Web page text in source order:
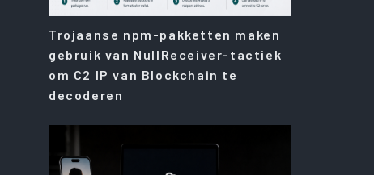
Trojaanse npm-pakketten maken
gebruik van NullReceiver-tactiek
om C2 IP van Blockchain te
decoderen